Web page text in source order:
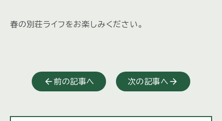
春の別荘ライフをお楽しみください。
前の記事へ 次の記事へ